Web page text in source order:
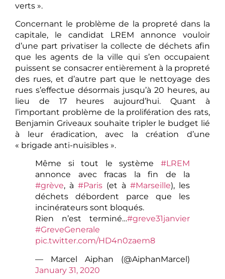
verts ».
Concernant le problème de la propreté dans la
capitale, le candidat LREM annonce vouloir
d’une part privatiser la collecte de déchets afin
que les agents de la ville qui s’en occupaient
puissent se consacrer entièrement à la propreté
des rues, et d’autre part que le nettoyage des
rues s’effectue désormais jusqu’à 20 heures, au
lieu de 17 heures aujourd’hui. Quant à
l’important problème de la prolifération des rats,
Benjamin Griveaux souhaite tripler le budget lié
à leur éradication, avec la création d’une
« brigade anti-nuisibles ».
Même si tout le système #LREM
annonce avec fracas la fin de la
#grève, à #Paris (et à #Marseille), les
déchets débordent parce que les
incinérateurs sont bloqués.
Rien n’est terminé…#greve31janvier
#GreveGenerale
pic.twitter.com/HD4n0zaem8
— Marcel Aiphan (@AiphanMarcel)
January 31, 2020